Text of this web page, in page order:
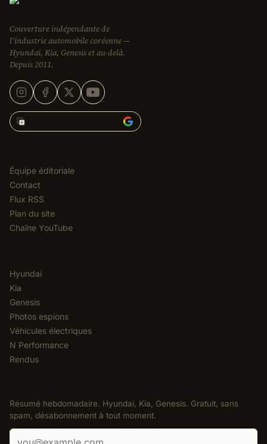
Couverture indépendante de
l’industrie automobile coréenne —
Hyundai, Kia, Genesis et au-delà.
Depuis 2011.
Ajouter Korean Car Blog à
Équipe éditoriale
Contact
Flux RSS
Plan du site
Chaîne YouTube
Hyundai
Kia
Genesis
Photos espions
Véhicules électriques
N Performance
Rendus
Résumé hebdomadaire. Hyundai, Kia, Genesis. Gratuit, sans
spam, désabonnement à tout moment.
Adresse e-mail